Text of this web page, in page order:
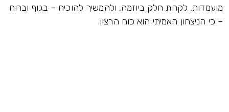
מועמדות, לקחת חלק ביוזמה, ולהמשיך להוכיח – בגוף וברוח
– כי הניצחון האמיתי הוא כוח הרצון.